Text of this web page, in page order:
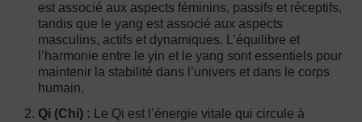
est associé aux aspects féminins, passifs et réceptifs,
tandis que le yang est associé aux aspects
masculins, actifs et dynamiques. L’équilibre et
l’harmonie entre le yin et le yang sont essentiels pour
maintenir la stabilité dans l’univers et dans le corps
humain.
Qi (Chi) : Le Qi est l’énergie vitale qui circule à